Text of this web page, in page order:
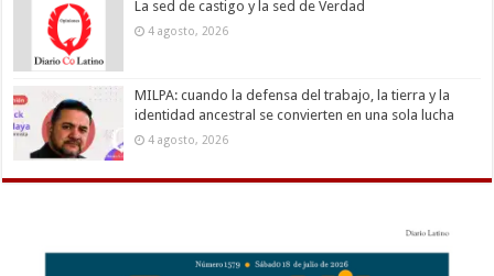
La sed de castigo y la sed de Verdad
4 agosto, 2026
MILPA: cuando la defensa del trabajo, la tierra y la
identidad ancestral se convierten en una sola lucha
4 agosto, 2026